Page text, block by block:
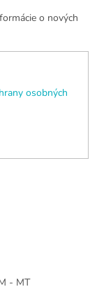
o nových
osobných
- MT